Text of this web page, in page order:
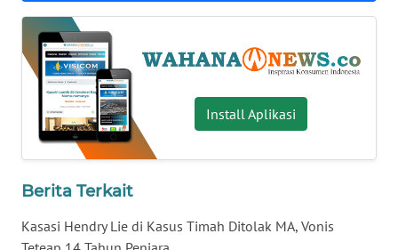
Install Aplikasi
Berita Terkait
Kasasi Hendry Lie di Kasus Timah Ditolak MA, Vonis
BABEL
WN
SUMBAR
WN
WN
BENGKULU